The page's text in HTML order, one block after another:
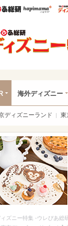
ウレぴあ総研
ハ
海外ディズニー
ディズニーランド 東
ィズニー特集 -ウレぴあ総